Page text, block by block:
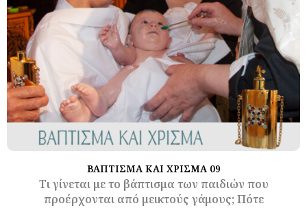
ΒΑΠΤΙΣΜΑ ΚΑΙ ΧΡΙΣΜΑ 09
Τι γίνεται με το βάπτισμα των παιδιών που
προέρχονται από μεικτούς γάμους; Πότε